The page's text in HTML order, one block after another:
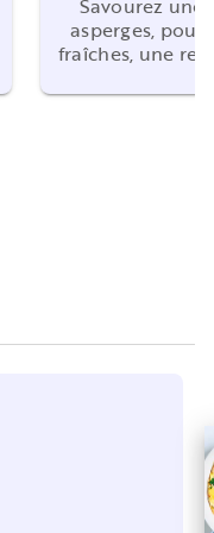
asperges,
fraîches, une